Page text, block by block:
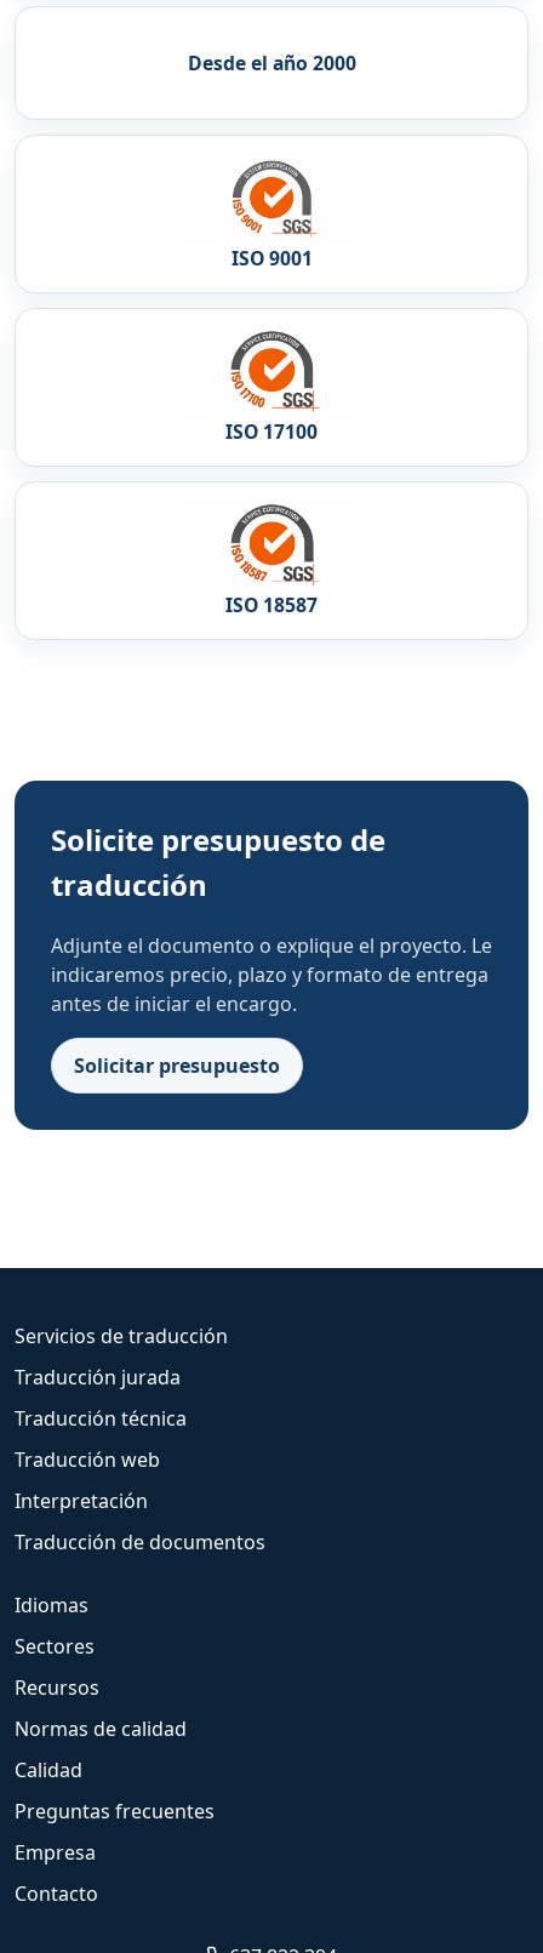
Desde el año 2000
ISO 9001
ISO 17100
ISO 18587
Solicite presupuesto de
traducción
Adjunte el documento o explique el proyecto. Le
indicaremos precio, plazo y formato de entrega
antes de iniciar el encargo.
Solicitar presupuesto
Servicios de traducción
Traducción jurada
Traducción técnica
Traducción web
Interpretación
Traducción de documentos
Idiomas
Sectores
Recursos
Normas de calidad
Calidad
Preguntas frecuentes
Empresa
Contacto